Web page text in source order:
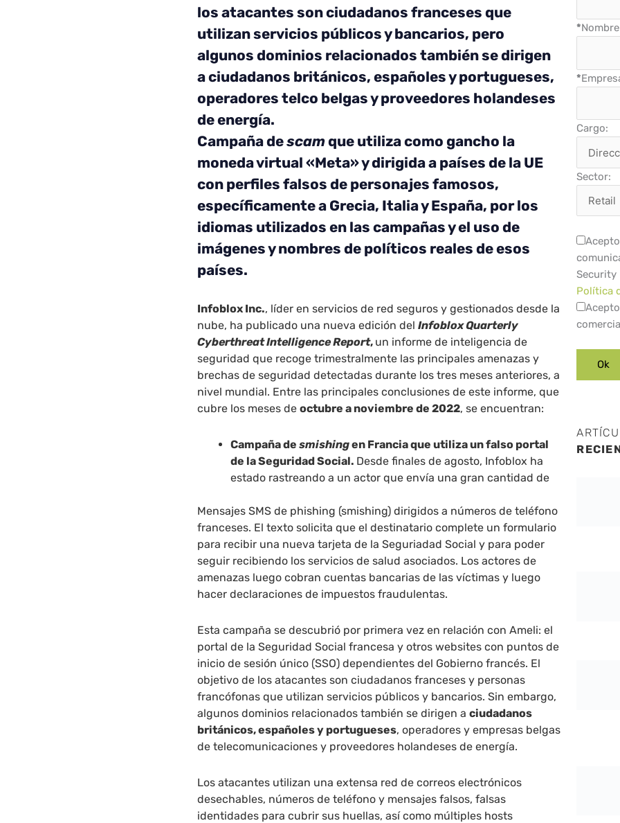
los atacantes son ciudadanos franceses que
utilizan servicios públicos y bancarios, pero
algunos dominios relacionados también se dirigen
a ciudadanos británicos, españoles y portugueses,
operadores telco belgas y proveedores holandeses
de energía.
Campaña descamque utiliza como gancho la
moneda virtual «Meta» y dirigida a países de la UE
con perfiles falsos de personajes famosos,
específicamente a Grecia, Italia y España, por los
idiomas utilizados en las campañas y el uso de
imágenes y nombres de políticos reales de esos
países.
Infoblox Inc., líder en servicios de red seguros y gestionados desde la
nube, ha publicado una nueva edición delInfoblox Quarterly
Cyberthreat Intelligence Report, un informe de inteligencia de
seguridad que recoge trimestralmente las principales amenazas y
brechas de seguridad detectadas durante los tres meses anteriores, a
nivel mundial. Entre las principales conclusiones de este informe, que
cubre los meses deoctubre a noviembre de 2022, se encuentran:
Campaña desmishingen Francia que utiliza un falso portal
de la Seguridad Social. Desde finales de agosto, Infoblox ha
estado rastreando a un actor que envía una gran cantidad de
Mensajes SMS de phishing (smishing) dirigidos a números de teléfono
franceses. El texto solicita que el destinatario complete un formulario
para recibir una nueva tarjeta de la Seguriadad Social y para poder
seguir recibiendo los servicios de salud asociados. Los actores de
amenazas luego cobran cuentas bancarias de las víctimas y luego
hacer declaraciones de impuestos fraudulentas.
Esta campaña se descubrió por primera vez en relación con Ameli: el
portal de la Seguridad Social francesa y otros websites con puntos de
inicio de sesión único (SSO) dependientes del Gobierno francés. El
objetivo de los atacantes son ciudadanos franceses y personas
francófonas que utilizan servicios públicos y bancarios. Sin embargo,
algunos dominios relacionados también se dirigen aciudadanos
británicos, españoles y portugueses, operadores y empresas belgas
de telecomunicaciones y proveedores holandeses de energía.
Los atacantes utilizan una extensa red de correos electrónicos
desechables, números de teléfono y mensajes falsos, falsas
identidades para cubrir sus huellas, así como múltiples hosts
*
*
Cargo:
Sector:
Security
Política